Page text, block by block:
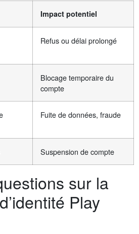
Impact potentiel
Refus ou délai prolongé
Blocage temporaire du
compte
Fuite de données, fraude
Suspension de compte
sur la
Play